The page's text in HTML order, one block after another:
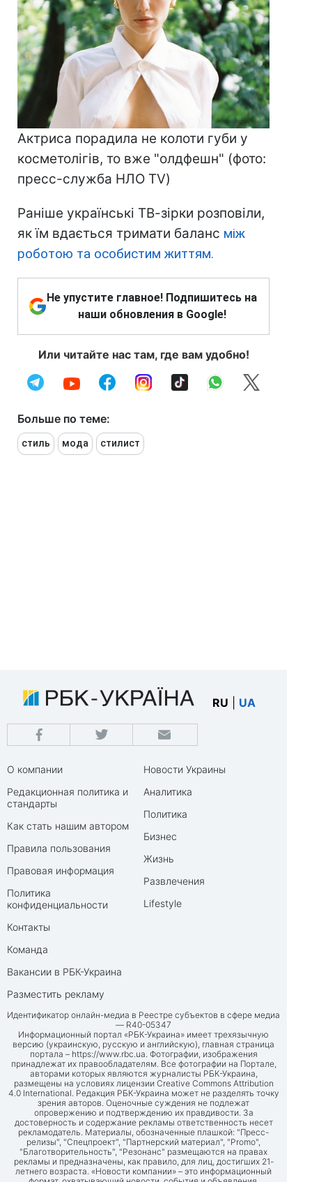
Актриса порадила не колоти губи у
косметолігів, то вже "олдфешн" (фото:
пресс-служба НЛО TV)
Раніше українські ТВ-зірки розповіли,
як їм вдається тримати баланс між
роботою та особистим життям.
Не упустите главное! Подпишитесь на
наши обновления в Google!
Или читайте нас там, где вам удобно!
Больше по теме:
стиль мода стилист
RU UA
О компании
Редакционная политика и
стандарты
Как стать нашим автором
Правила пользования
Правовая информация
Политика
конфиденциальности
Контакты
Команда
Вакансии в РБК-Украина
Разместить рекламу
Новости Украины
Аналитика
Политика
Бизнес
Жизнь
Развлечения
Lifestyle
Идентификатор онлайн-медиа в Реестре субъектов в сфере медиа
— R40-05347
Информационный портал «РБК-Украина» имеет трехязычную
версию (украинскую, русскую и английскую), главная страница
портала – https://www.rbc.ua. Фотографии, изображения
принадлежат их правообладателям. Все фотографии на Портале,
авторами которых являются журналисты РБК-Украина,
размещены на условиях лицензии Creative Commons Attribution
4.0 International. Редакция РБК-Украина может не разделять точку
зрения авторов. Оценочные суждения не подлежат
опровержению и подтверждению их правдивости. За
достоверность и содержание рекламы ответственность несет
рекламодатель. Материалы, обозначенные плашкой: "Пресс-
релизы", "Спецпроект", "Партнерский материал", "Promo",
"Благотворительность", "Резонанс" размещаются на правах
рекламы и предназначены, как правило, для лиц, достигших 21-
летнего возраста. «Новости компании» – это информационный